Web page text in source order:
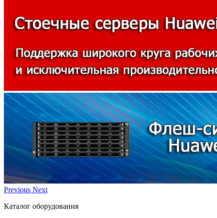
Previous Next
Каталог оборудования